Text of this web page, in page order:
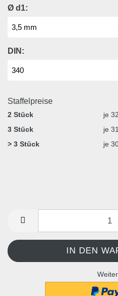
Ø d1:
DIN:
Staffelpreise
2 Stück
je
3 Stück
je
> 3 Stück
je